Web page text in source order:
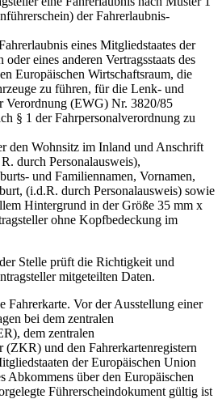
der Fahrerlaubnis-
eines Mitgliedstaates der
eines anderen Vertragsstaats des
Europäischen Wirtschaftsraum, die
zu führen, für die Lenk- und
Verordnung (EWG) Nr. 3820/85
§ 1 der Fahrpersonalverordnung zu
den Wohnsitz im Inland und Anschrift
durch Personalausweis),
und Familiennamen, Vornamen,
(i.d.R. durch Personalausweis) sowie
Hintergrund in der Größe 35 mm x
ohne Kopfbedeckung im
Stelle prüft die Richtigkeit und
mitgeteilten Daten.
Fahrerkarte. Vor der Ausstellung einer
bei dem zentralen
dem zentralen
(ZKR) und den Fahrerkartenregistern
der Europäischen Union
Abkommens über den Europäischen
Führerscheindokument gültig ist